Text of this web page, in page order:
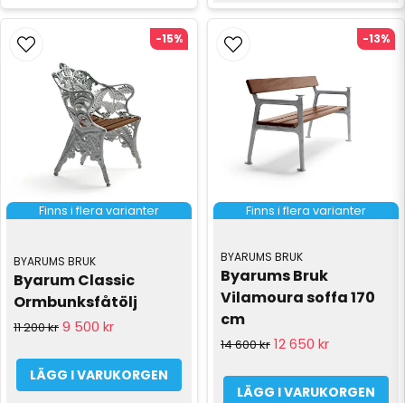
Finns i flera varianter
BYARUMS BRUK
Byarum Classic
Ormbunksfåtölj
11 200 kr 9 500 kr
LÄGG I VARUKORGEN
-15%
Finns i flera varianter
BYARUMS BRUK
Byarums Bruk
Vilamoura soffa 170
cm
14 600 kr 12 650 kr
LÄGG I VARUKORGEN
-13%